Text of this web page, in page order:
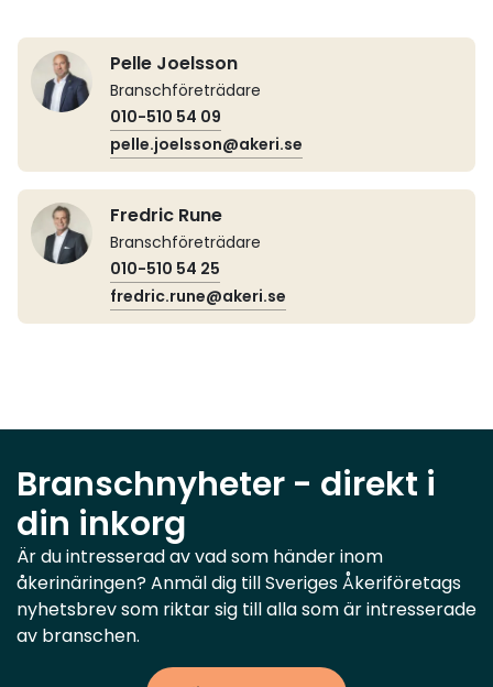
Pelle Joelsson
Branschföreträdare
010-510 54 09
pelle.joelsson@akeri.se
Fredric Rune
Branschföreträdare
010-510 54 25
fredric.rune@akeri.se
Branschnyheter - direkt i
din inkorg
Är du intresserad av vad som händer inom
åkerinäringen? Anmäl dig till Sveriges Åkeriföretags
nyhetsbrev som riktar sig till alla som är intresserade
av branschen.